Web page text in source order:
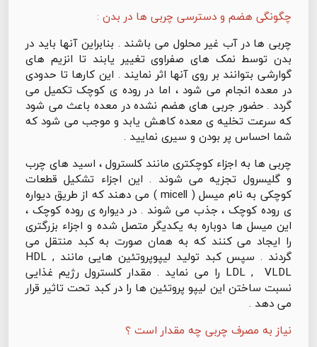
چگونگی هضم و دسترسی چربی ها در بدن :
چربی ها در آب غیر محلول می باشند . بنابراین آنها باید در
بدن توسط نمک های صفراوی تغییر یابند تا انزیم های
گوارشی بتوانند بر روی آنها اثر نمایند . این کارها تا حدودی
در معده انجام می شود ، اما در روده ی کوچک تکمیل می
گردد . حضور جربی های هضم نشده در معده باعث می شود
که سرعت تخلیه ی معده کاهش یابد و موجب می شود که
شما احساس پر بودن و سیری نمایید .
چربی ها به اجزاء کوچکتری مانند کلسترول ، اسید های چرب
و گلیسرول تجزیه می شوند . این اجزاء تشکیل قطعات
کوچکی به نام میسل ( micell ) می دهند که از طریق دیواره
ی روده کوچک ، جذب می شوند . در دیواره ی روده کوچک ،
این میسل ها دوباره به یکدیگر متصل شده و اجزاء بزرگتری
را ایجاد می کنند که به همان صورت به کبد منتقل می
گردند . سپس کبد تولید لیپوپروتئین هایی مانند HDL ,
LDL , VLDL را می نماید . مقدار کلسترول رژیم غذایی
نسبت ساختن این لیپو پروتئین ها را در کبد تحت تاثیر قرار
می دهد .
نیاز به مصرف چربی چه مقدار است ؟